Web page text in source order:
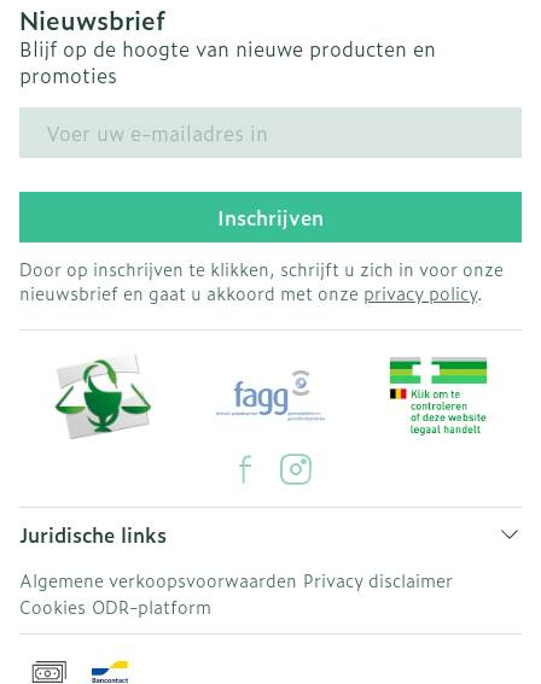
Nieuwsbrief
Blijf op de hoogte van nieuwe producten en
promoties
Inschrijven
Door op inschrijven te klikken, schrijft u zich in voor onze
nieuwsbrief en gaat u akkoord met onze privacy policy.
Juridische links
Algemene verkoopsvoorwaarden Privacy disclaimer
Cookies ODR-platform